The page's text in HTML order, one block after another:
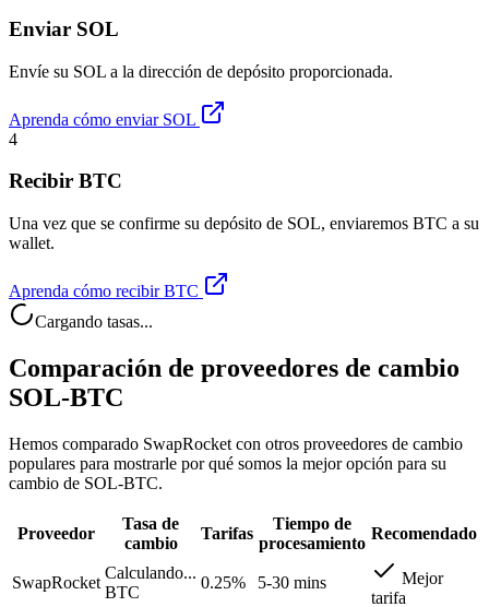
Enviar SOL
Envíe su SOL a la dirección de depósito proporcionada.
Aprenda cómo enviar SOL
4
Recibir BTC
Una vez que se confirme su depósito de SOL, enviaremos BTC a su
wallet.
Aprenda cómo recibir BTC
Cargando tasas...
Comparación de proveedores de cambio
SOL-BTC
Hemos comparado SwapRocket con otros proveedores de cambio
populares para mostrarle por qué somos la mejor opción para su
cambio de SOL-BTC.
Proveedor
Tasa de
cambio
Tarifas
Tiempo de
procesamiento
Recomendado
SwapRocket
Calculando...
BTC
0.25% 5-30 mins
Mejor
tarifa